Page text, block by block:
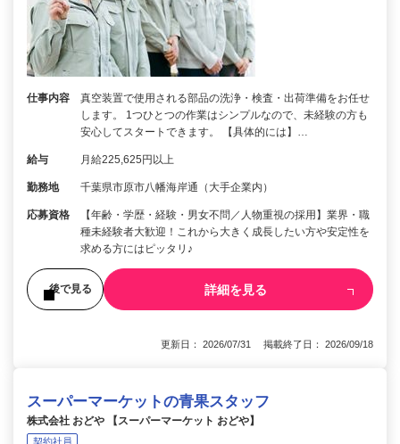
仕事内容
真空装置で使用される部品の洗浄・検査・出荷準備をお任せ
します。 1つひとつの作業はシンプルなので、未経験の方も
安心してスタートできます。 【具体的には】…
給与 月給225,625円以上
勤務地 千葉県市原市八幡海岸通（大手企業内）
応募資格
【年齢・学歴・経験・男女不問／人物重視の採用】業界・職
種未経験者大歓迎！これから大きく成長したい方や安定性を
求める方にはピッタリ♪
後で見る 詳細を見る
更新日： 2026/07/31 掲載終了日： 2026/09/18
スーパーマーケットの青果スタッフ
株式会社 おどや 【スーパーマーケット おどや】
契約社員